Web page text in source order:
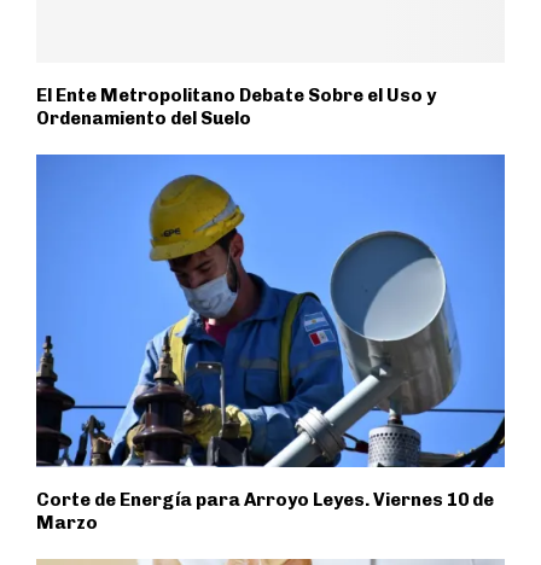
El Ente Metropolitano Debate Sobre el Uso y
Ordenamiento del Suelo
Corte de Energía para Arroyo Leyes. Viernes 10 de
Marzo